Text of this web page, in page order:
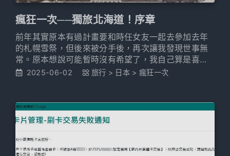
瘋狂一次──獨旅北海道！序章
前年其實原本有過計畫要和時任女友一起去參加去年
的札幌雪祭，但後來被分手後，再次讓我發現世事無
常。原本想說可能暫時沒有希望了，我自己算是喜歡
全部都計劃周全、什麼情況都在掌握之中的人。因
際會之下在去年底受到鼓勵（可以參考〈人生第一場
馬拉松──2024台北葡萄酒馬拉松〉）安排了這次北
海道之旅，我
2025-06-02 旅行 > 日本 > 瘋狂一次